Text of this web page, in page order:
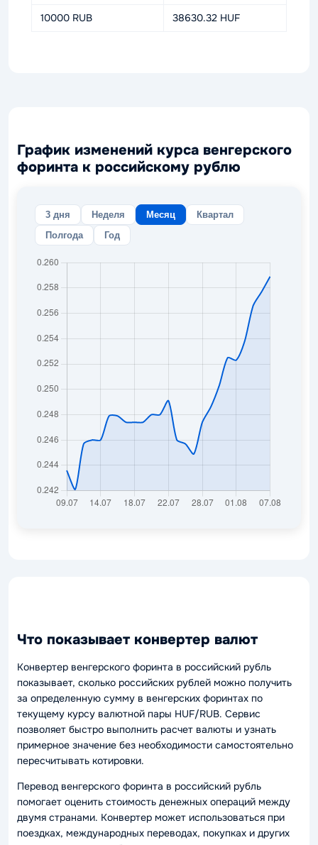
10000 RUB 38630.32 HUF
График изменений курса венгерского
форинта к российскому рублю
3 дня Неделя Месяц
Квартал
Полгода
Год
Что показывает конвертер валют
Конвертер венгерского форинта в российский рубль
показывает, сколько российских рублей можно получить
за определенную сумму в венгерских форинтах по
текущему курсу валютной пары HUF/RUB. Сервис
позволяет быстро выполнить расчет валюты и узнать
примерное значение без необходимости самостоятельно
пересчитывать котировки.
Перевод венгерского форинта в российский рубль
помогает оценить стоимость денежных операций между
двумя странами. Конвертер может использоваться при
поездках, международных переводах, покупках и других